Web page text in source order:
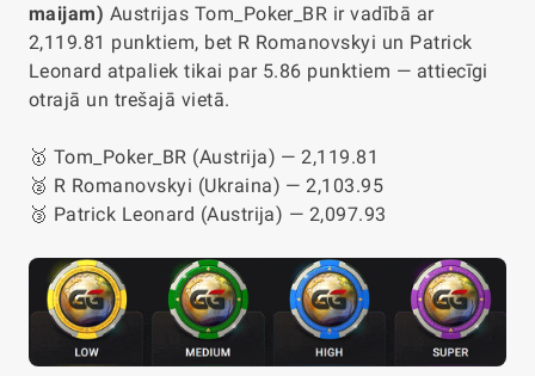
maijam) Austrijas Tom_Poker_BR ir vadībā ar
2,119.81 punktiem, bet R Romanovskyi un Patrick
Leonard atpaliek tikai par 5.86 punktiem — attiecīgi
otrajā un trešajā vietā.
🥇 Tom_Poker_BR (Austrija) — 2,119.81
🥈 R Romanovskyi (Ukraina) — 2,103.95
🥉 Patrick Leonard (Austrija) — 2,097.93